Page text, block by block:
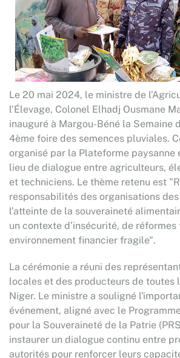
Le 20 mai 2024, le ministre de
l’Élevage, Colonel Elhadj Ousmane
inauguré à Margou-Béné la Semaine
4ème foire des semences pluviales.
organisé par la Plateforme paysanne
lieu de dialogue entre agriculteurs,
et techniciens. Le thème retenu est
responsabilités des organisations
l’atteinte de la souveraineté
un contexte d’insécurité, de
environnement financier fragile".
La cérémonie a réuni des
locales et des producteurs de toutes
Niger. Le ministre a souligné
événement, aligné avec le
pour la Souveraineté de la Patrie
instaurer un dialogue continu entre
autorités pour renforcer leurs